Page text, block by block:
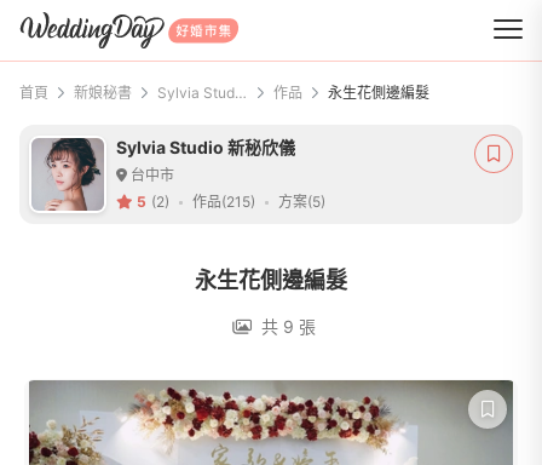
WeddingDay 好婚市集
首頁 新娘秘書 Sylvia Studio 新秘欣儀 作品 永生花側邊編髮
Sylvia Studio 新秘欣儀
台中市
5 (2) 作品(215) 方案(5)
永生花側邊編髮
共 9 張